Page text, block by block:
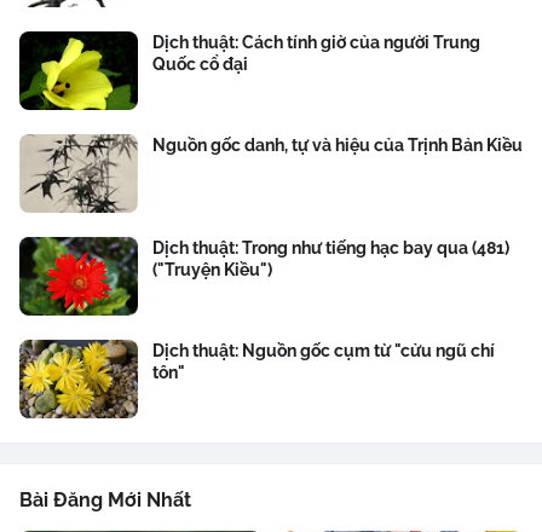
Dịch thuật: Cách tính giờ của người Trung
Quốc cổ đại
Nguồn gốc danh, tự và hiệu của Trịnh Bản Kiều
Dịch thuật: Trong như tiếng hạc bay qua (481)
("Truyện Kiều")
Dịch thuật: Nguồn gốc cụm từ "cửu ngũ chí
tôn"
Bài Đăng Mới Nhất